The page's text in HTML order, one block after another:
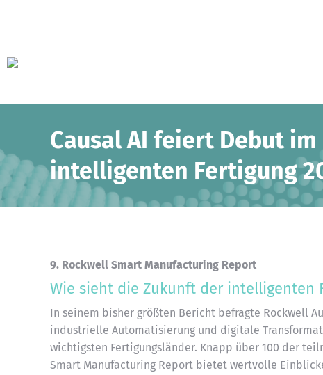
Causal AI feiert Debut
intelligenten Fertigung
9. Rockwell Smart Manufacturing Report
Wie sieht die Zukunft der intelligenten
In seinem bisher größten Bericht befragte Rockwell
industrielle Automatisierung und digitale
wichtigsten Fertigungsländer. Knapp über 100 der
Smart Manufacturing Report bietet wertvolle